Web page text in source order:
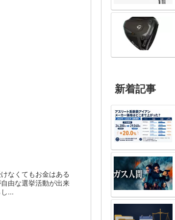
なくてもお金はある
由な選挙活動が出来
...
新着記事